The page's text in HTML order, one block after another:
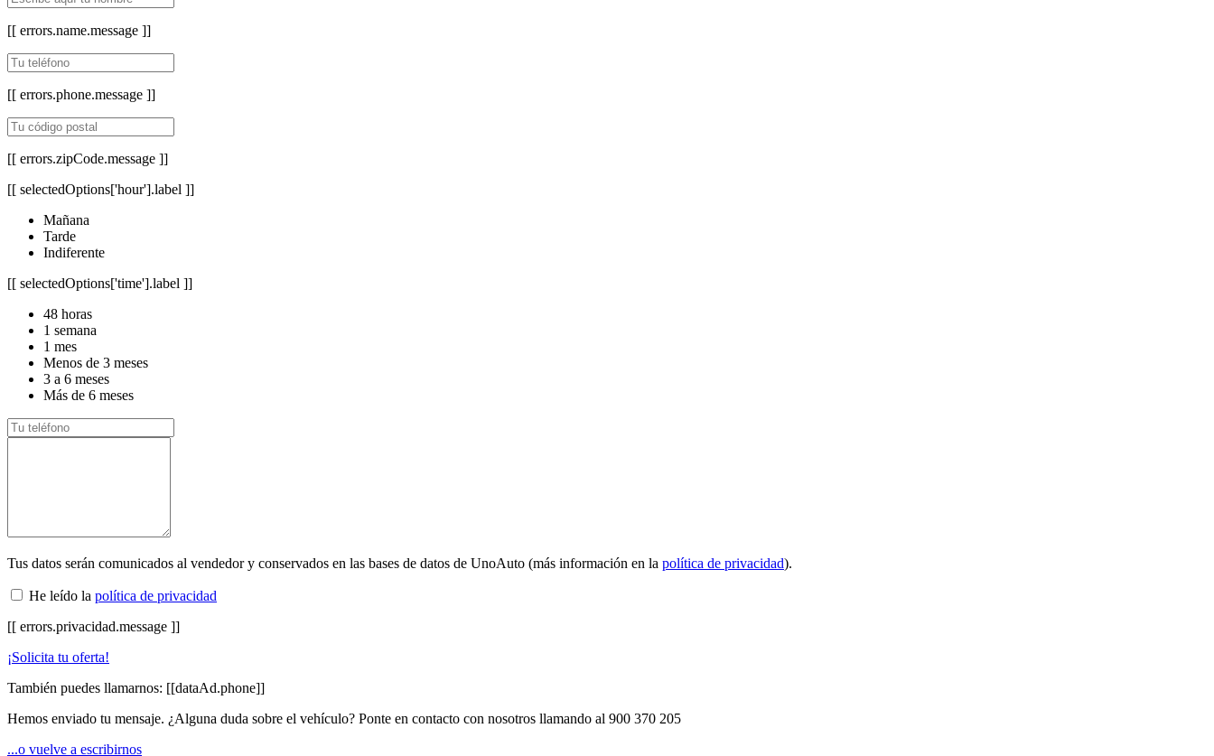
[[ errors.name.message ]]
[[ errors.phone.message ]]
[[ errors.zipCode.message ]]
[[ selectedOptions['hour'].label ]]
Mañana
Tarde
Indiferente
[[ selectedOptions['time'].label ]]
48 horas
1 semana
1 mes
Menos de 3 meses
3 a 6 meses
Más de 6 meses
Tus datos serán comunicados al vendedor y conservados en las bases de datos de UnoAuto (más información en la política de privacidad).
He leído la política de privacidad
[[ errors.privacidad.message ]]
¡Solicita tu oferta!
También puedes llamarnos: [[dataAd.phone]]
Hemos enviado tu mensaje. ¿Alguna duda sobre el vehículo? Ponte en contacto con nosotros llamando al 900 370 205
...o vuelve a escribirnos